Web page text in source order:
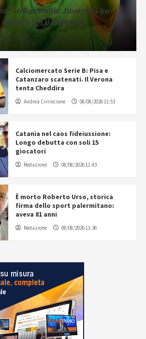
in Australia: Juventus ko
Adesso c’è il Palermo
08/2026 16:09
Calciomercato Serie B: Pisa e
Catanzaro scatenati. Il Verona
tenta Cheddira
Andrea Cirrincione 08/08/2026 11:53
Catania nel caos fideiussione:
Longo debutta con soli 15
giocatori
Redazione 08/08/2026 11:43
È morto Roberto Urso, storica
firma dello sport palermitano:
aveva 81 anni
Redazione 08/08/2026 11:36